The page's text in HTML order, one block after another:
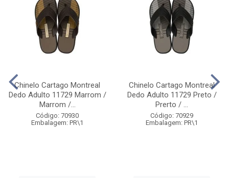
Chinelo Cartago Montreal
Dedo Adulto 11729 Marrom /
Marrom /...
Código: 70930
Embalagem: PR\1
Chinelo Cartago Montreal
Dedo Adulto 11729 Preto /
Prerto / ...
Código: 70929
Embalagem: PR\1